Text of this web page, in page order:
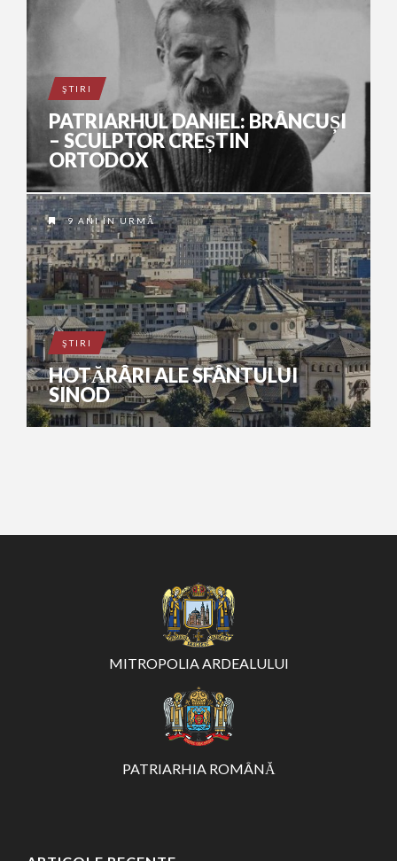
ŞTIRI
PATRIARHUL DANIEL: BRÂNCUȘI
– SCULPTOR CREȘTIN
ORTODOX
9 ANI ÎN URMĂ
ŞTIRI
HOTĂRÂRI ALE SFÂNTULUI
SINOD
MITROPOLIA ARDEALULUI
PATRIARHIA ROMÂNĂ